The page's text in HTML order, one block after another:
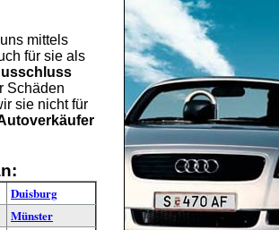
mittels
für sie als
Schäden
sie nicht für
Duisburg
Münster